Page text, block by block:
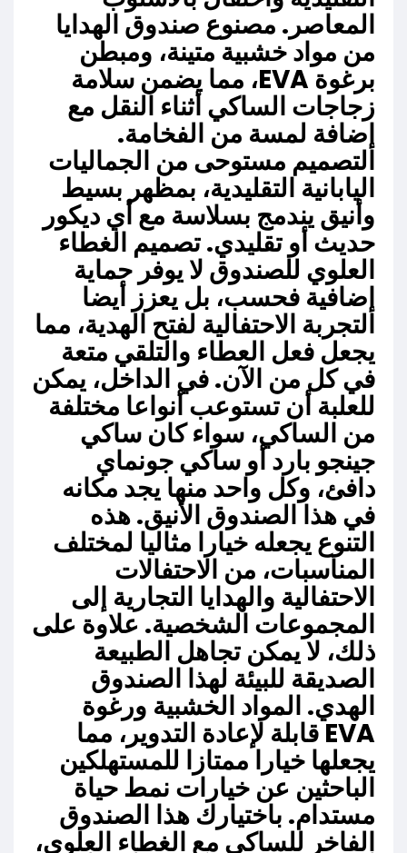
المعاصر. مصنوع صندوق الهدايا
من مواد خشبية متينة، ومبطن
برغوة EVA، مما يضمن سلامة
زجاجات الساكي أثناء النقل مع
إضافة لمسة من الفخامة.
التصميم مستوحى من الجماليات
اليابانية التقليدية، بمظهر بسيط
وأنيق يندمج بسلاسة مع أي ديكور
حديث أو تقليدي. تصميم الغطاء
العلوي للصندوق لا يوفر حماية
إضافية فحسب، بل يعزز أيضا
التجربة الاحتفالية لفتح الهدية، مما
يجعل فعل العطاء والتلقي متعة
في كل من الآن. في الداخل، يمكن
للعلبة أن تستوعب أنواعا مختلفة
من الساكي، سواء كان ساكي
جينجو بارد أو ساكي جونماي
دافئ، وكل واحد منها يجد مكانه
في هذا الصندوق الأنيق. هذه
التنوع يجعله خيارا مثاليا لمختلف
المناسبات، من الاحتفالات
الاحتفالية والهدايا التجارية إلى
المجموعات الشخصية. علاوة على
ذلك، لا يمكن تجاهل الطبيعة
الصديقة للبيئة لهذا الصندوق
الهدي. المواد الخشبية ورغوة
EVA قابلة لإعادة التدوير، مما
يجعلها خيارا ممتازا للمستهلكين
الباحثين عن خيارات نمط حياة
مستدام. باختيارك هذا الصندوق
الفاخر للساكي مع الغطاء العلوي،